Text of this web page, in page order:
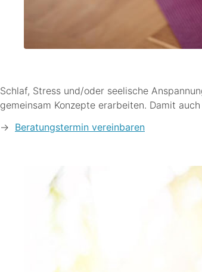
Schlaf, Stress und/oder seelische
gemeinsam Konzepte erarbeiten. Damit
-> Beratungstermin vereinbaren